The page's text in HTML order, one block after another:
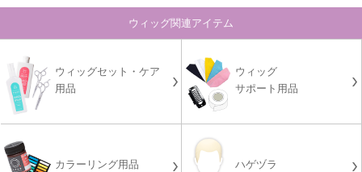
ウィッグ関連アイテム
ウィッグセット・ケア
用品
ウィッグ
サポート用品
カラーリング用品 ハゲヅラ